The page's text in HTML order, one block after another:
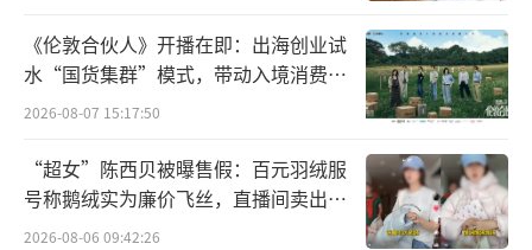
《伦敦合伙人》开播在即：出海创业试
水“国货集群”模式，带动入境消费反
向种草
2026-08-07 15:17:50
“超女”陈西贝被曝售假：百元羽绒服
号称鹅绒实为廉价飞丝，直播间卖出超
百万元
2026-08-06 09:42:26